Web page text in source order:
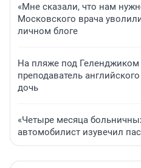
«Мне сказали, что нам
Московского врача
личном блоге
На пляже под
преподаватель
дочь
«Четыре месяца
автомобилист изувечил